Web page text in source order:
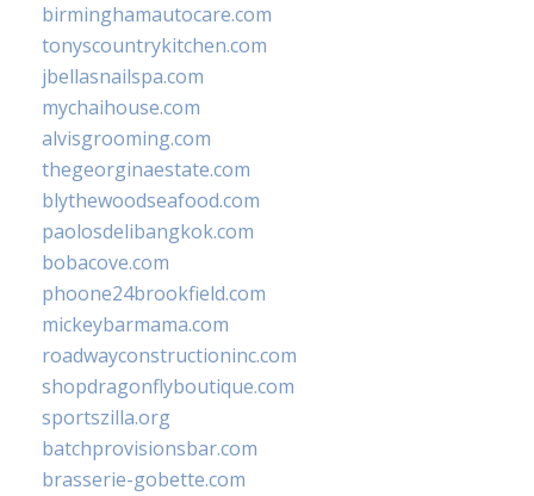
birminghamautocare.com
tonyscountrykitchen.com
jbellasnailspa.com
mychaihouse.com
alvisgrooming.com
thegeorginaestate.com
blythewoodseafood.com
paolosdelibangkok.com
bobacove.com
phoone24brookfield.com
mickeybarmama.com
roadwayconstructioninc.com
shopdragonflyboutique.com
sportszilla.org
batchprovisionsbar.com
brasserie-gobette.com